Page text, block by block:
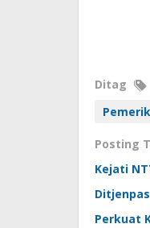
Ditag
Posting
Kejati
Perkuat